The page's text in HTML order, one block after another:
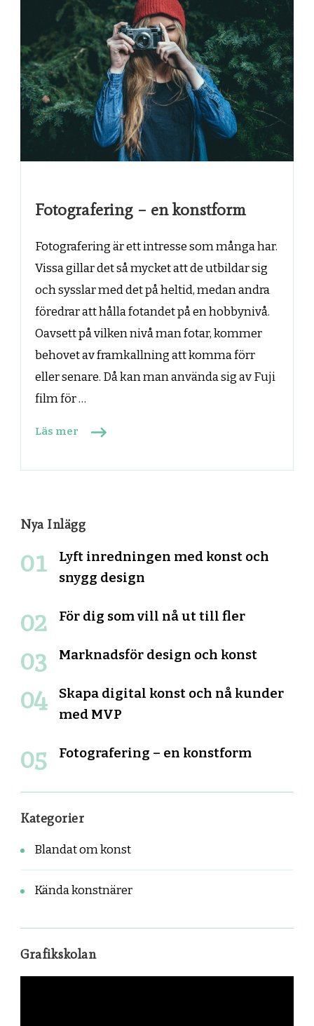
Fotografering – en konstform
Fotografering är ett intresse som många har.
Vissa gillar det så mycket att de utbildar sig
och sysslar med det på heltid, medan andra
föredrar att hålla fotandet på en hobbynivå.
Oavsett på vilken nivå man fotar, kommer
behovet av framkallning att komma förr
eller senare. Då kan man använda sig av Fuji
film för …
Läs mer
Nya Inlägg
Lyft inredningen med konst och
snygg design
För dig som vill nå ut till fler
Marknadsför design och konst
Skapa digital konst och nå kunder
med MVP
Fotografering – en konstform
Kategorier
Blandat om konst
Kända konstnärer
Grafikskolan